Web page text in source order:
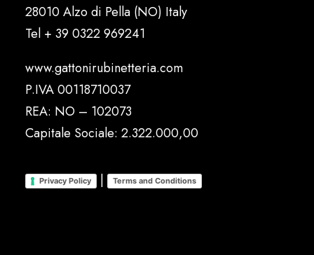
28010 Alzo di Pella (NO) Italy
Tel + 39 0322 969241
www.gattonirubinetteria.com
P.IVA 00118710037
REA: NO – 102073
Capitale Sociale: 2.322.000,00
Privacy Policy | Terms and Conditions